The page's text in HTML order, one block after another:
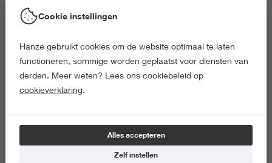
Groei naar duurzaam mkb
Cookie instellingen
Hanze gebruikt cookies om de website optimaal te laten
functioneren, sommige worden geplaatst voor diensten van
derden. Meer weten? Lees ons cookiebeleid op
cookieverklaring.
Alles accepteren
Zelf instellen